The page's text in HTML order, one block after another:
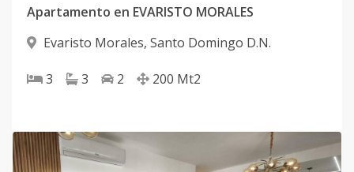
Apartamento en EVARISTO MORALES
Evaristo Morales, Santo Domingo D.N.
3 3 2 200 Mt2